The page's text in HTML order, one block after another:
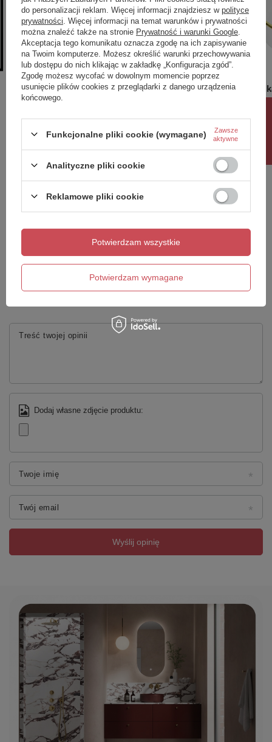
Wanna wolnostojąca Oklahoma 1700
419,00
Potrzebujesz pomocy? Masz pytania?
Zadaj pytanie a my odpowiemy niezwłocznie,
najciekawsze pytania i odpowiedzi publikując
dla innych.
Zadaj pytanie
Napisz swoją opinię
Twoja ocena:
Treść twojej opinii
Dodaj własne zdjęcie produktu:
Twoje imię
Twój email
Wyślij opinię
do personalizacji reklam. Więcej informacji znajdziesz w polityce
prywatności . Więcej informacji na temat warunków i prywatności
można znaleźć także na stronie Prywatność i warunki Google
Akceptacja tego komunikatu oznacza zgodę na ich zapisywanie
na Twoim komputerze. Możesz określić warunki przechowywania
lub dostępu do nich klikając w zakładkę „Konfiguracja zgód”.
Zgodę możesz wycofać w dowolnym momencie poprzez
usunięcie plików cookies z przeglądarki z danego urządzenia
końcowego.
Funkcjonalne pliki cookie (wymagane)
Zawsze
aktywne
Analityczne pliki cookie
Reklamowe pliki cookie
Potwierdzam wymagane
Potwierdzam wszystkie